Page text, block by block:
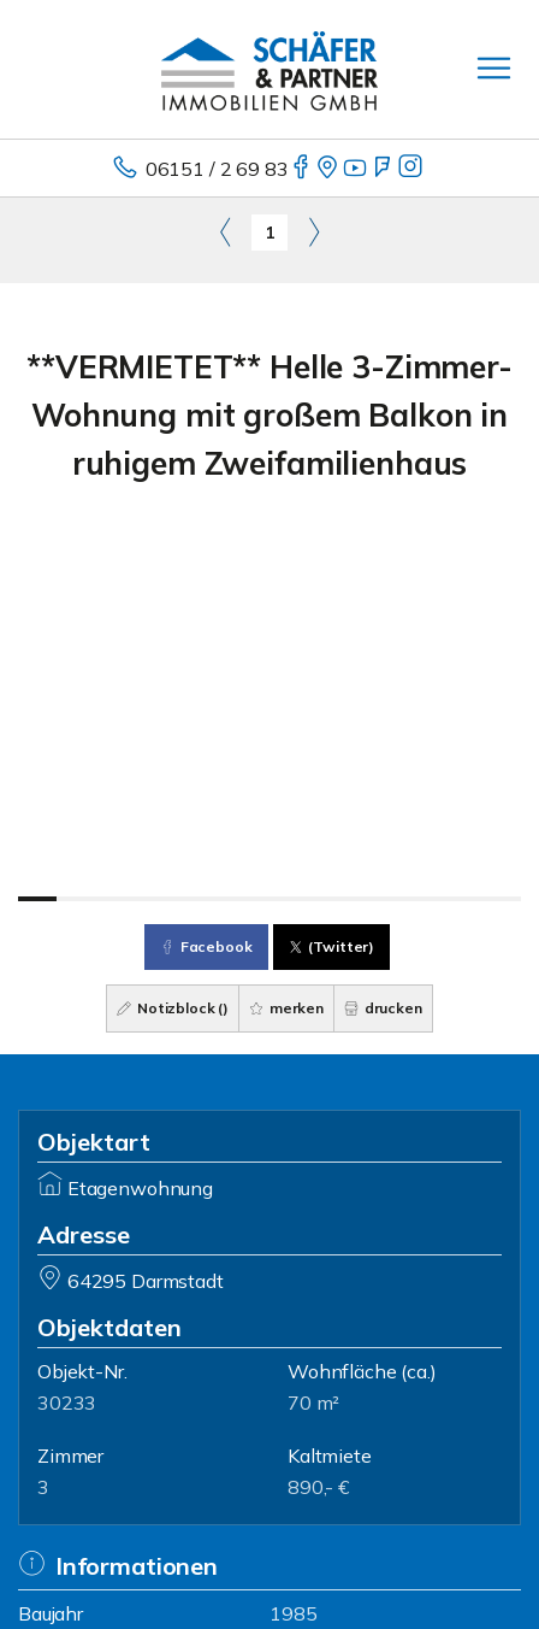
06151 / 2 69 83
1
**VERMIETET** Helle 3-Zimmer-
Wohnung mit großem Balkon in
ruhigem Zweifamilienhaus
Facebook (Twitter)
Notizblock () merken drucken
Objektart
Etagenwohnung
Adresse
64295 Darmstadt
Objektdaten
Objekt-Nr.
30233
Wohnfläche (ca.)
70 m²
Zimmer
3
Kaltmiete
890,- €
Informationen
Baujahr
1985